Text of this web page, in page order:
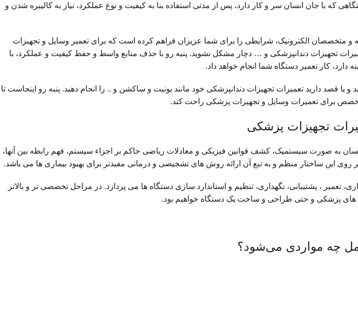
که با جان انسان سر و کار دارد، پس از مدتی استفاده بنا به کیفیت و نوع عملکرد، نیاز به کالیبره شدن و
و متخصصان الکترونیک، شرایطی را برای شما عزیزان فراهم کرده است که برای تعمیر وسایل و تجهیزات
تجهیزات دندانپزشکی و … دچار مشکل نشوید. پنبه رو با حذف منابع واسط و حفظ کیفیت و عملکرد، با
کار تعمیر دستگاه شما انجام خواهد داد.
و یا قصد دارید تعمیرات تجهیزات دندانپزشکی خود مانند یونیت و ساکشن و .. را انجام دهید. پنبه رو اینجاست تا
برای تعمیرات وسایل و تجهیزات پزشکی راحت کند.
تجهیزات پزشکی
به صورت سیستمیک، کشف قوانین فیزیکی و معادلات ریاضی حاکم بر اجزاء سیستم، فهم رابطه بین آنها،
روی این ساختار منظم و به تبع آن ارائه روش های تشخیصی و درمانی مفیدتر برای بهبود بیماری ها می باشد.
تعمیر ، پشتیبانی، نگهداری، تنظیم و استاندارد سازی دستگاه ها می پردازد. در مراحل تخصصی تر و بالاتر
های پزشکی و حتی طراحی و ساخت یک دستگاه خواهیم بود.
چه مواردی می‌شود؟